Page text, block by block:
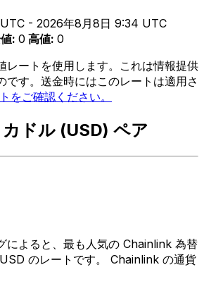
- 2026年8月8日 9:34 UTC
: 0 高値: 0
レートを使用します。これは情報提供
です。送金時にはこのレートは適用さ
をご確認ください。
ドル (USD) ペア
によると、最も人気の Chainlink 為替
のレートです。 Chainlink の通貨